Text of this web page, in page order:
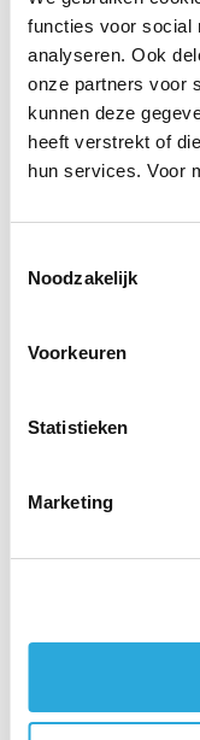
functies voor social
analyseren. Ook
onze partners voor
kunnen deze
heeft verstrekt of
hun services. Voor
Noodzakelijk
Voorkeuren
Statistieken
Marketing
klassieker
De oyo is een
bewegen. oyo is
Zijn ontwerp bevindt
al een designer
de witte kuipvorm
schommel door het
Product informatie